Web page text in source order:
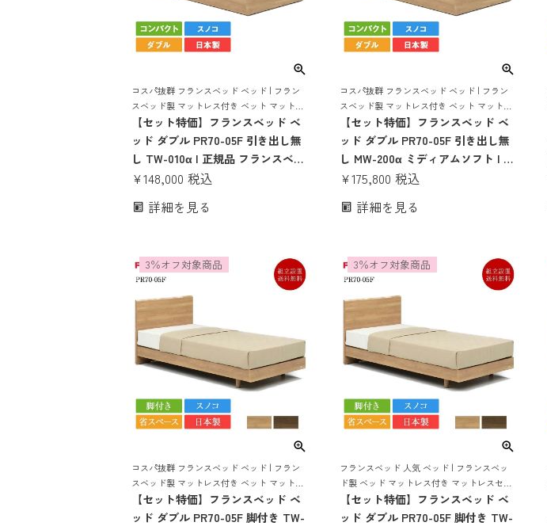
コスパ抜群 フランスベッド ベッド | フラン
スベッド製 マットレス付き ベット マットレ
ス 付き マットレスセット 70周年 スノコ す
のこベッド tw-010α 腰痛 かたい かため ハー
【セット特価】フランスベッド ベ
ッド ダブル PR70-05F 引き出し無
し TW-010α | 正規品 フランスベッ
ド製 マットレス付き マットレスセ
本製 pr70-05f 70周年 コンパクト
¥148,000 税込
詳細を見る
コスパ抜群 フランスベッド ベッド | フラン
スベッド製 マットレス付き ベット マットレ
ス 付き マットレスセット 70周年 スノコ す
のこ すのこベッド mw200 mw-200a やわらか
【セット特価】フランスベッド ベ
ッド ダブル PR70-05F 引き出し無
し MW-200α ミディアムソフト | 正
規品 フランスベッド製 マットレス
ト ダブルベッド 日本製 pr70-05f
¥175,800 税込
詳細を見る
コスパ抜群 フランスベッド ベッド | フラン
スベッド製 マットレス付き ベット マットレ
ス 付き マットレスセット 70周年 脚付き ス
ノコ すのこ すのこベッド
【セット特価】フランスベッド ベ
ッド ダブル PR70-05F 脚付き TW-
3％オフ対象商品
フランスベッド 人気 ベッド | フランスベッ
ド製 ベッド マットレス付き マットレスセッ
ト ベッドセット 日本製 国産
【セット特価】フランスベッド ベ
ッド ダブル PR70-05F 脚付き TW-
3％オフ対象商品